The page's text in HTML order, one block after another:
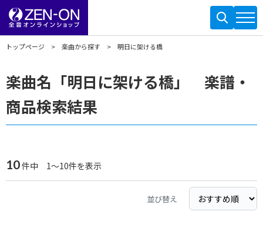
トップページ 楽曲から探す 明日に架ける橋
楽曲名「明日に架ける橋」 楽譜・
商品検索結果
10件中 1～10件を表示
並び替え